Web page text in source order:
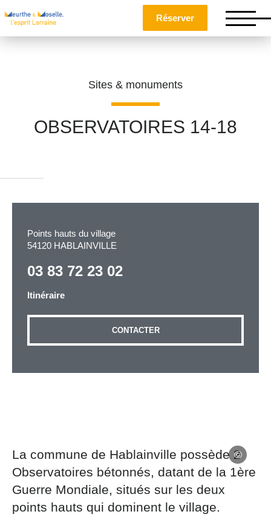
Réserver
Sites & monuments
OBSERVATOIRES 14-18
Points hauts du village
54120 HABLAINVILLE
03 83 72 23 02
Itinéraire
CONTACTER
La commune de Hablainville possède 2
Observatoires bétonnés, datant de la 1ère
Guerre Mondiale, situés sur les deux
points hauts qui dominent le village.
Adresse email*
Message*
Les informations recueillies à partir de ce formulaire
sont nécessaires au traitement de votre demande (sauf
mention contraire). Vous disposez d’un droit d’accès,
de rectification et d’opposition aux données vous